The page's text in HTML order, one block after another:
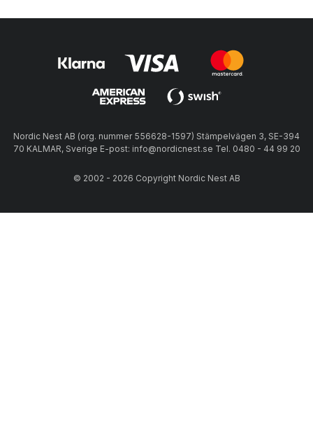
Nordic Nest AB (org. nummer 556628-1597) Stämpelvägen 3, SE-394
70 KALMAR, Sverige E-post: info@nordicnest.se Tel. 0480 - 44 99 20
© 2002 - 2026 Copyright Nordic Nest AB